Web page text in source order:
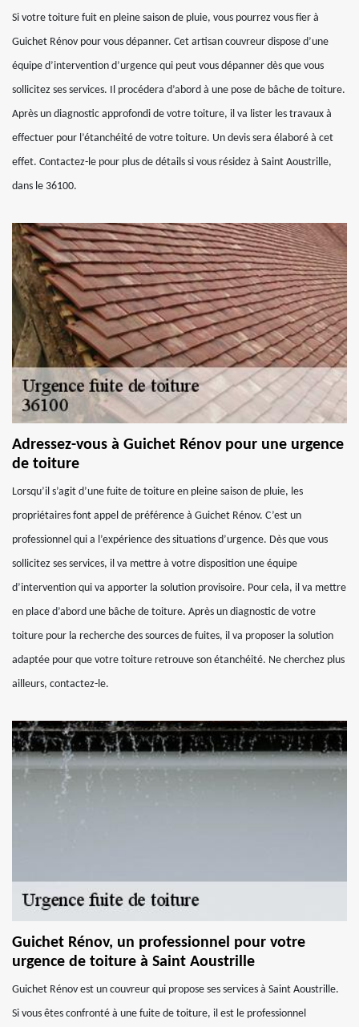
Si votre toiture fuit en pleine saison de pluie, vous pourrez vous fier à
Guichet Rénov pour vous dépanner. Cet artisan couvreur dispose d’une
équipe d’intervention d’urgence qui peut vous dépanner dès que vous
sollicitez ses services. Il procédera d’abord à une pose de bâche de toiture.
Après un diagnostic approfondi de votre toiture, il va lister les travaux à
effectuer pour l’étanchéité de votre toiture. Un devis sera élaboré à cet
effet. Contactez-le pour plus de détails si vous résidez à Saint Aoustrille,
dans le 36100.
Adressez-vous à Guichet Rénov pour une urgence
de toiture
Lorsqu’il s’agit d’une fuite de toiture en pleine saison de pluie, les
propriétaires font appel de préférence à Guichet Rénov. C’est un
professionnel qui a l’expérience des situations d’urgence. Dès que vous
sollicitez ses services, il va mettre à votre disposition une équipe
d’intervention qui va apporter la solution provisoire. Pour cela, il va mettre
en place d’abord une bâche de toiture. Après un diagnostic de votre
toiture pour la recherche des sources de fuites, il va proposer la solution
adaptée pour que votre toiture retrouve son étanchéité. Ne cherchez plus
ailleurs, contactez-le.
Guichet Rénov, un professionnel pour votre
urgence de toiture à Saint Aoustrille
Guichet Rénov est un couvreur qui propose ses services à Saint Aoustrille.
Si vous êtes confronté à une fuite de toiture, il est le professionnel